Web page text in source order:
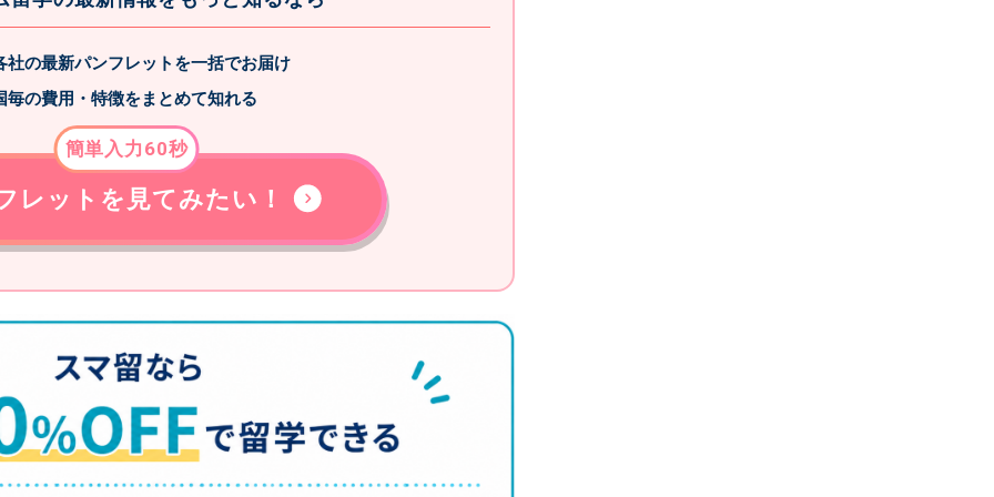
社の最新パンフレットを一括でお届け
毎の費用・特徴をまとめて知れる
レットを見てみたい！
簡単入力60秒